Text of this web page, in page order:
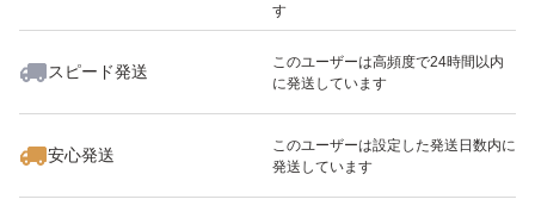
す
スピード発送
このユーザーは高頻度で24時間以内
に発送しています
安心発送
このユーザーは設定した発送日数内に
発送しています
いいね！
8,600